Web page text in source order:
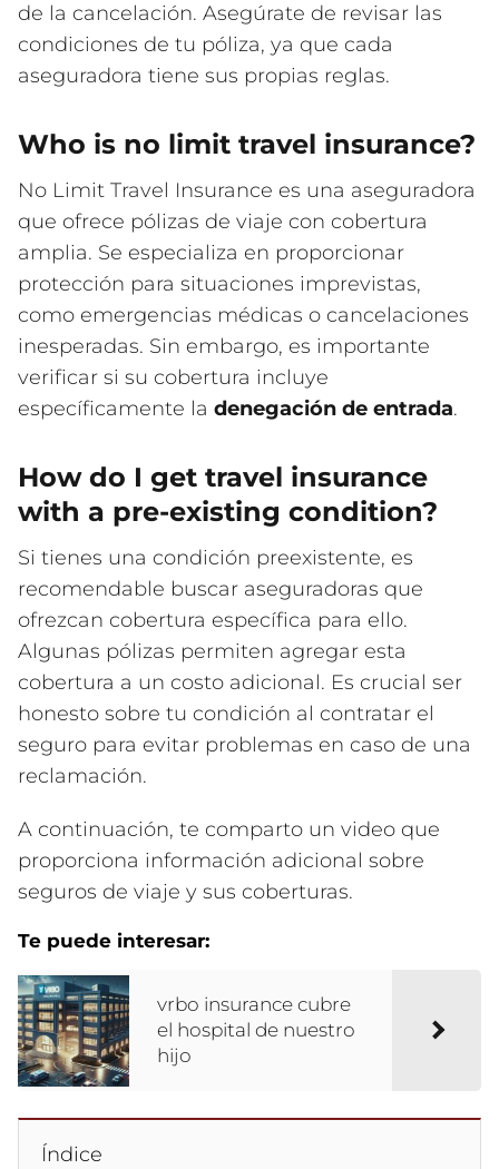
de la cancelación. Asegúrate de revisar las
condiciones de tu póliza, ya que cada
aseguradora tiene sus propias reglas.
Who is no limit travel insurance?
No Limit Travel Insurance es una aseguradora
que ofrece pólizas de viaje con cobertura
amplia. Se especializa en proporcionar
protección para situaciones imprevistas,
como emergencias médicas o cancelaciones
inesperadas. Sin embargo, es importante
verificar si su cobertura incluye
específicamente la denegación de entrada.
How do I get travel insurance
with a pre-existing condition?
Si tienes una condición preexistente, es
recomendable buscar aseguradoras que
ofrezcan cobertura específica para ello.
Algunas pólizas permiten agregar esta
cobertura a un costo adicional. Es crucial ser
honesto sobre tu condición al contratar el
seguro para evitar problemas en caso de una
reclamación.
A continuación, te comparto un video que
proporciona información adicional sobre
seguros de viaje y sus coberturas.
Te puede interesar:
vrbo insurance cubre
el hospital de nuestro
hijo
Índice